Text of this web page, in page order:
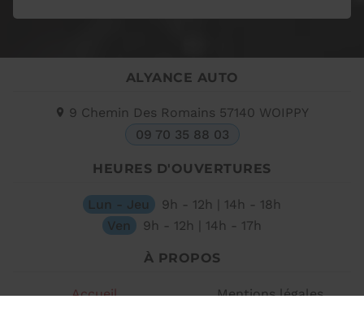
ALYANCE AUTO
9 Chemin Des Romains 57140 WOIPPY
09 70 35 88 03
HEURES D'OUVERTURES
Lun - Jeu
9h - 12h | 14h - 18h
Ven
9h - 12h | 14h - 17h
À PROPOS
Accueil
Mentions légales